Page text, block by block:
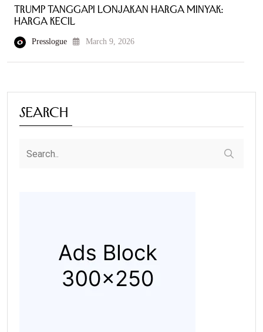
Trump Tanggapi Lonjakan Harga Minyak:
Harga Kecil
Presslogue March 9, 2026
Search